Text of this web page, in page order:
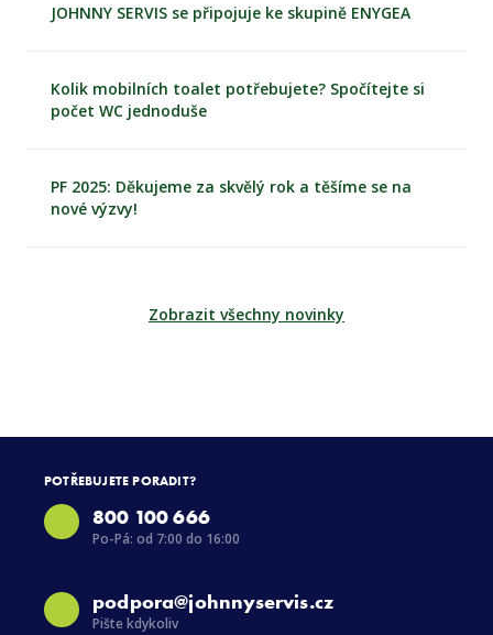
JOHNNY SERVIS se připojuje ke skupině ENYGEA
Kolik mobilních toalet potřebujete? Spočítejte si
počet WC jednoduše
PF 2025: Děkujeme za skvělý rok a těšíme se na
nové výzvy!
Zobrazit všechny novinky
POTŘEBUJETE PORADIT?
800 100 666
Po-Pá: od 7:00 do 16:00
podpora@johnnyservis.cz
Pište kdykoliv